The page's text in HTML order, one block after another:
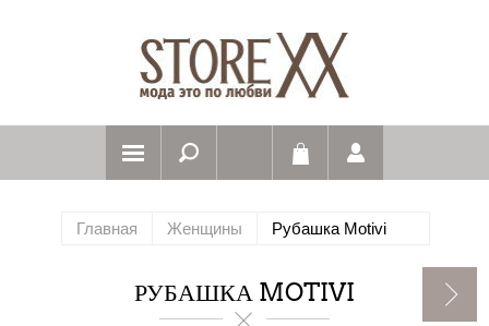
Главная Женщины Рубашка Motivi
РУБАШКА MOTIVI